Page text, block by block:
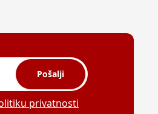
Pošalji
privatnosti